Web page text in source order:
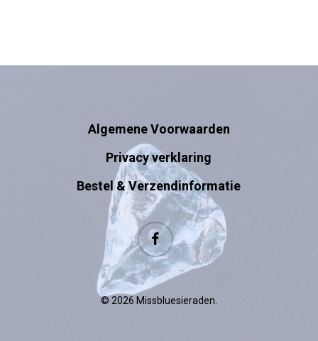
Algemene Voorwaarden
Privacy verklaring
Bestel & Verzendinformatie
facebook
© 2026 Missbluesieraden.